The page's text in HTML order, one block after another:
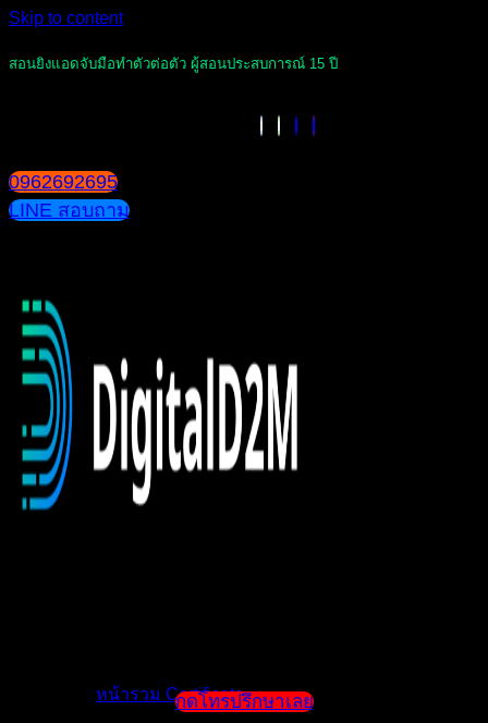
Skip to content
สอนยิงแอดจับมือทำตัวต่อตัว ผู้สอนประสบการณ์ 15 ปี
0962692695
LINE สอบถาม
หน้ารวม Certificateกดโทรปรึกษาเลย